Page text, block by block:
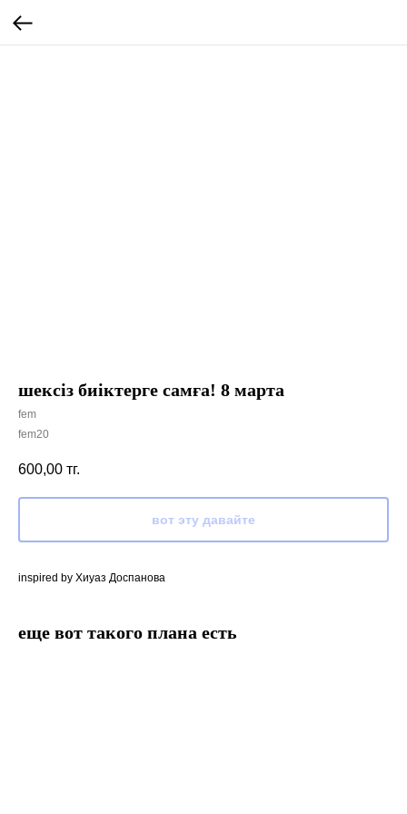
шексіз биіктерге самға! 8 марта
fem
fem20
600,00 тг.
вот эту давайте
inspired by Хиуаз Доспанова
еще вот такого плана есть